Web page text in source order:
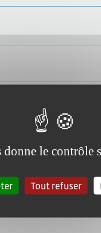
le contrôle
Tout refuser